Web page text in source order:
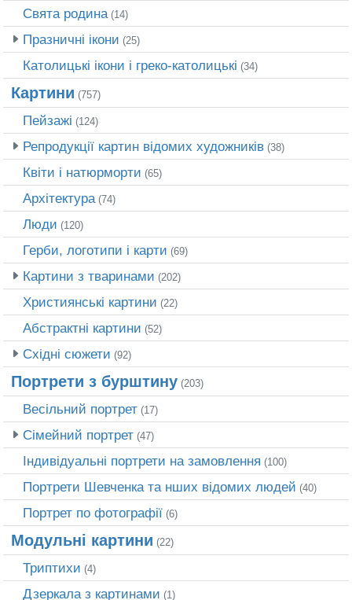
Свята родина(14)
Празничні ікони (25)
Католицькі ікони і греко-католицькі (34)
Картини (757)
Пейзажі (124)
Репродукції картин відомих художників (38)
Квіти і натюрморти (65)
Архітектура(74)
Люди (120)
Герби, логотипи і карти (69)
Картини з тваринами (202)
Християнські картини (22)
Абстрактні картини (52)
Східні сюжети (92)
Портрети з бурштину (203)
Весільний портрет (17)
Сімейний портрет (47)
Індивідуальні портрети на замовлення (100)
Портрети Шевченка та нших відомих людей (40)
Портрет по фотографії (6)
Модульні картини (22)
Триптихи (4)
Дзеркала з картинами (1)